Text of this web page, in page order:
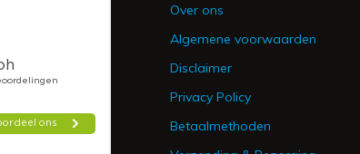
Over ons
Algemene voorwaarden
Disclaimer
Privacy Policy
Betaalmethoden